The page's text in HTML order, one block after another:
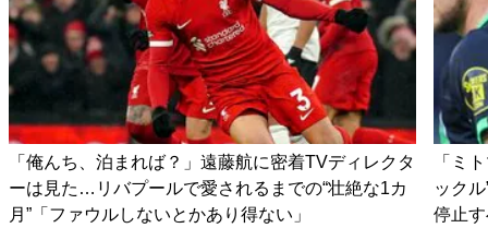
「俺んち、泊まれば？」遠藤航に密着TVディレクタ
ーは見た…リバプールで愛されるまでの“壮絶な1カ
月”「ファウルしないとかあり得ない」
「ミ
ック
停止